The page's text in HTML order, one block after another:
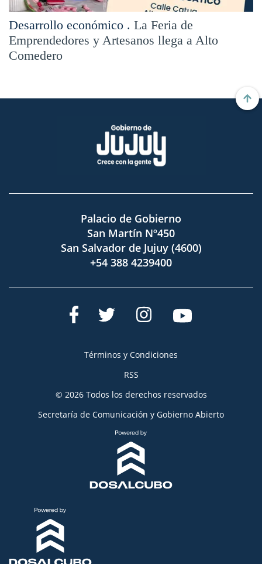
Desarrollo económico . La Feria de
Emprendedores y Artesanos llega a Alto
Comedero
Palacio de Gobierno
San Martín Nº450
San Salvador de Jujuy (4600)
+54 388 4239400
Términos y Condiciones
RSS
© 2026 Todos los derechos reservados
Secretaría de Comunicación y Gobierno Abierto